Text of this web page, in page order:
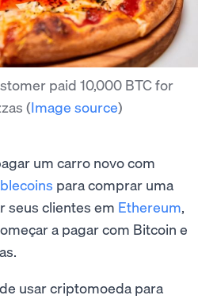
paid 10,000 BTC for
(Image source)
um carro novo com
para comprar uma
seus clientes em Ethereum,
a pagar com Bitcoin e
usar criptomoeda para